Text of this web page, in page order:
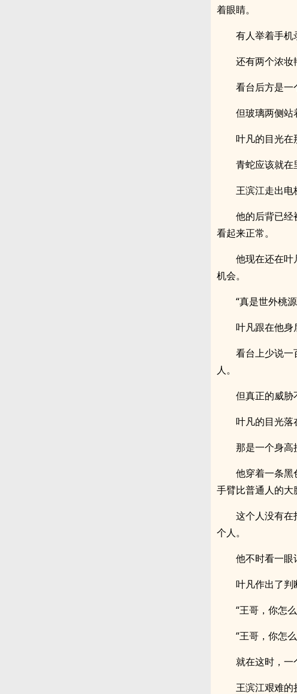
着眼睛。
有人举着手机
还有两个浓妆
看台后方是一
但玻璃两侧站
叶凡的目光在
青蛇应该就在
王滨江走出电
他的后背已经
看起来正常。
他现在还在叶
机会。
“真是世外桃
叶凡跟在他身
看台上少说一
人。
但真正的威
叶凡的目光落
那是一个身高
他穿着一条黑
手臂比普通人的大
这个人没有在
个人。
他不时看一眼
叶凡作出了判
“王哥，你怎
“王哥，你怎
就在这时，一
王滨江艰难的